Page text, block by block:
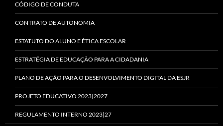
CÓDIGO DE CONDUTA
CONTRATO DE AUTONOMIA
ESTATUTO DO ALUNO E ÉTICA ESCOLAR
ESTRATÉGIA DE EDUCAÇÃO PARA A CIDADANIA
PLANO DE AÇÃO PARA O DESENVOLVIMENTO DIGITAL DA ESJR
PROJETO EDUCATIVO 2023|2027
REGULAMENTO INTERNO 2023|27